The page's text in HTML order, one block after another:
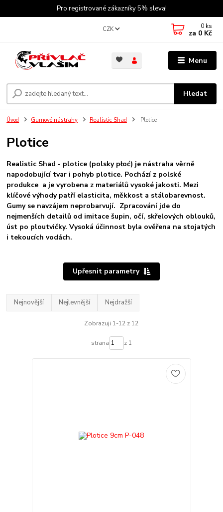
Pro registrované zákazníky 5% sleva!
Menu
CZK
Hledat
0 ks
za 0 Kč
Úvod Gumové nástrahy Realistic Shad Plotice
Plotice
Realistic Shad - plotice (polsky płoć) je nástraha věrně
napodobující tvar i pohyb plotice. Pochází z polské
produkce a je vyrobena z materiálů vysoké jakosti. Mezi
klíčové výhody patří elasticita, měkkost a stálobarevnost.
Gumy se navzájem neprobarvují. Zpracování jde do
nejmenších detailů od imitace šupin, očí, skřelových oblouků,
úst po ploutvičky. Vysoká účinnost byla ověřena na stojatých
i tekoucích vodách.
Upřesnit parametry
Nejnovější Nejlevnější Nejdražší
Zobrazuji 1-12 z 12
strana z 1